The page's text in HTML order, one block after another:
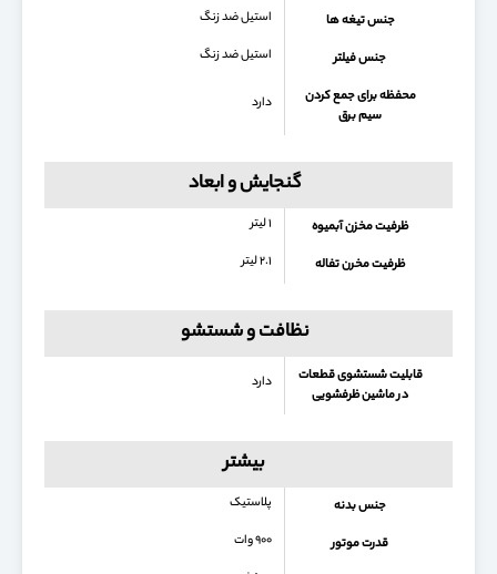
جنس تیغه ها استیل ضد زنگ
جنس فیلتر استيل ضد زنگ
محفظه برای جمع كردن
سیم برق
دارد
گنجایش و ابعاد
ظرفیت مخزن آبمیوه ۱ لیتر
ظرفیت مخرن تفاله ۲.۱ لیتر
نظافت و شستشو
قابلیت شستشوی قطعات
در ماشین ظرفشویی
دارد
بیشتر
جنس بدنه پلاستیک
قدرت موتور ۹۰۰ وات